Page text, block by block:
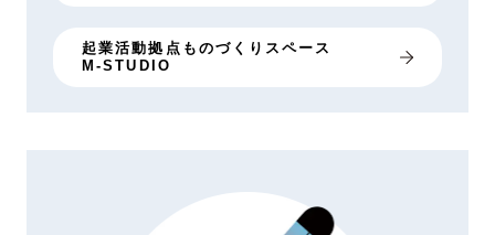
起業活動拠点ものづくりスペース
M-STUDIO